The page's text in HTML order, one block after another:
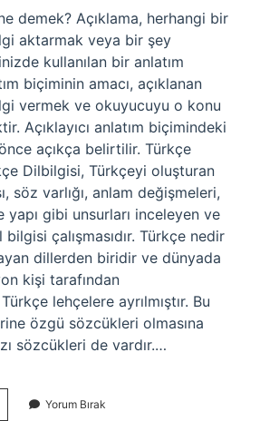
demek? Açıklama, herhangi bir
aktarmak veya bir şey
kullanılan bir anlatım
biçiminin amacı, açıklanan
vermek ve okuyucuyu o konu
Açıklayıcı anlatım biçimindeki
açıkça belirtilir. Türkçe
Dilbilgisi, Türkçeyi oluşturan
söz varlığı, anlam değişmeleri,
yapı gibi unsurları inceleyen ve
çalışmasıdır. Türkçe nedir
dillerden biridir ve dünyada
kişi tarafından
lehçelere ayrılmıştır. Bu
özgü sözcükleri olmasına
sözcükleri de vardır.…
Yorum Bırak